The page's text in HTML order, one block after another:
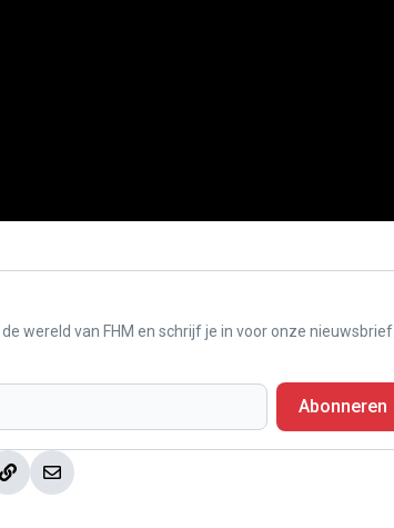
wereld van FHM en schrijf je in voor onze nieuwsbrief.
Abonneren